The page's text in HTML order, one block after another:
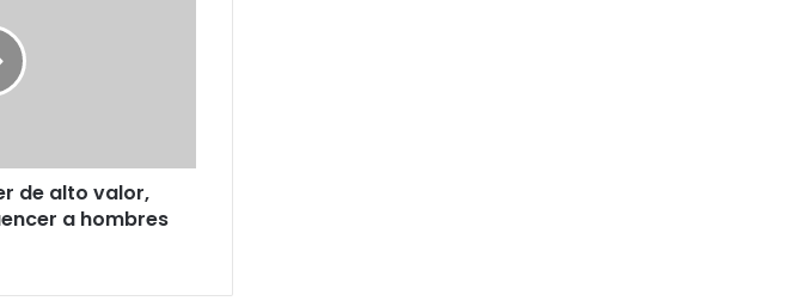
de alto valor,
a hombres